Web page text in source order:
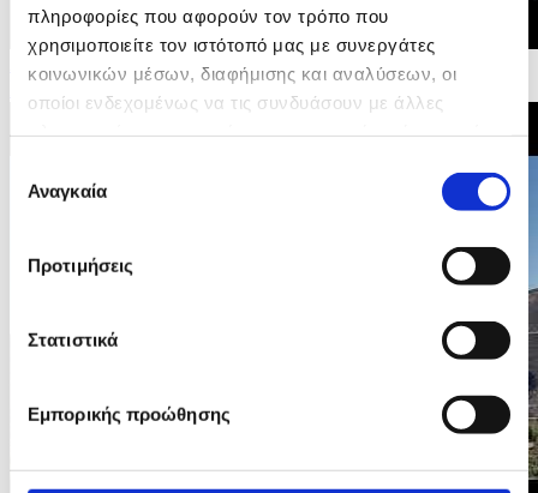
πληροφορίες που αφορούν τον τρόπο που
χρησιμοποιείτε τον ιστότοπό μας με συνεργάτες
κοινωνικών μέσων, διαφήμισης και αναλύσεων, οι
οποίοι ενδεχομένως να τις συνδυάσουν με άλλες
των υπηρεσιών τους.
συγκατάθεσης
Αναγκαία
Προτιμήσεις
Στατιστικά
Εμπορικής προώθησης
28/07/2026 10:47
Η επόμενη μέρα στην Αγία Άννα μετά την πυρκαγία